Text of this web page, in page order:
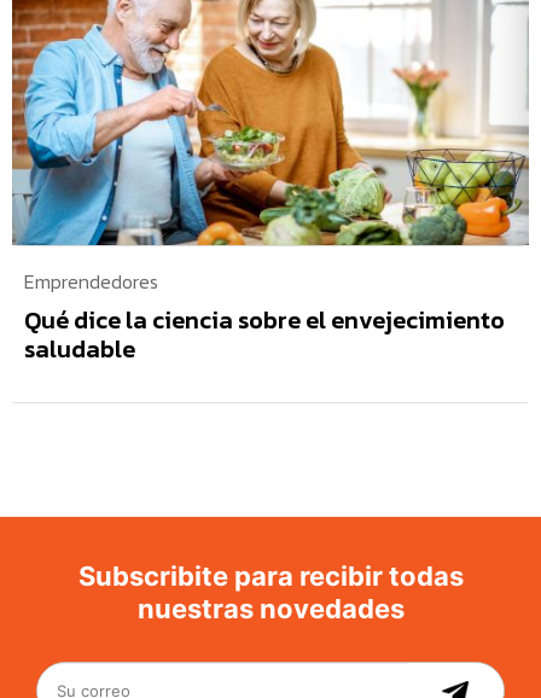
Emprendedores
Qué dice la ciencia sobre el envejecimiento
saludable
Subscribite para recibir todas
nuestras novedades